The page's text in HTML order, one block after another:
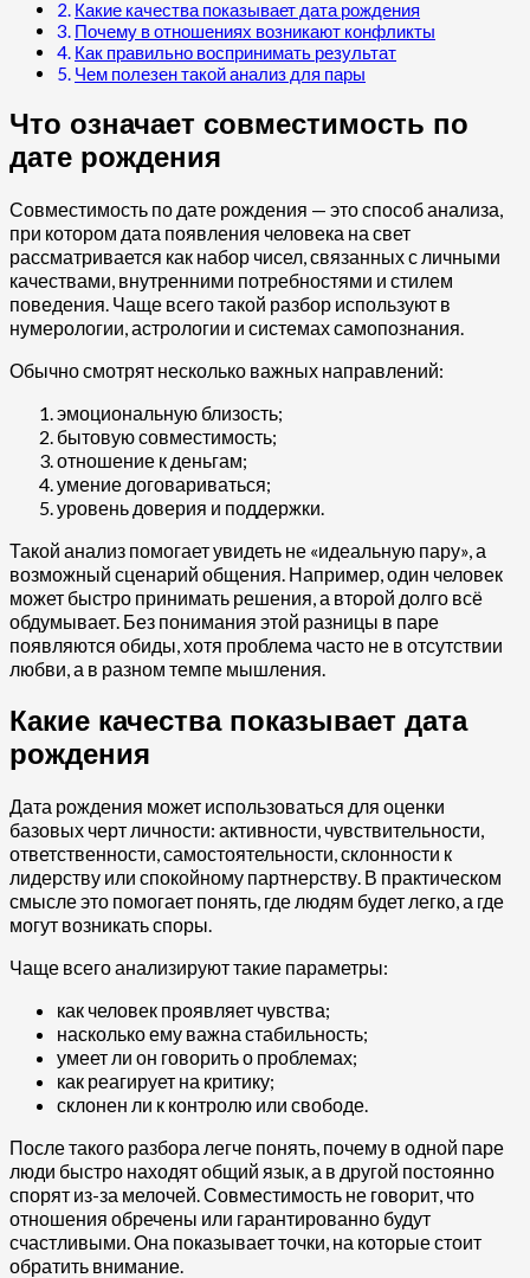
Какие качества показывает дата рождения
Почему в отношениях возникают конфликты
Как правильно воспринимать результат
Чем полезен такой анализ для пары
Что означает совместимость по
дате рождения
Совместимость по дате рождения — это способ анализа,
при котором дата появления человека на свет
рассматривается как набор чисел, связанных с личными
качествами, внутренними потребностями и стилем
поведения. Чаще всего такой разбор используют в
нумерологии, астрологии и системах самопознания.
Обычно смотрят несколько важных направлений:
эмоциональную близость;
бытовую совместимость;
отношение к деньгам;
умение договариваться;
уровень доверия и поддержки.
Такой анализ помогает увидеть не «идеальную пару», а
возможный сценарий общения. Например, один человек
может быстро принимать решения, а второй долго всё
обдумывает. Без понимания этой разницы в паре
появляются обиды, хотя проблема часто не в отсутствии
любви, а в разном темпе мышления.
Какие качества показывает дата
рождения
Дата рождения может использоваться для оценки
базовых черт личности: активности, чувствительности,
ответственности, самостоятельности, склонности к
лидерству или спокойному партнерству. В практическом
смысле это помогает понять, где людям будет легко, а где
могут возникать споры.
Чаще всего анализируют такие параметры:
как человек проявляет чувства;
насколько ему важна стабильность;
умеет ли он говорить о проблемах;
как реагирует на критику;
склонен ли к контролю или свободе.
После такого разбора легче понять, почему в одной паре
люди быстро находят общий язык, а в другой постоянно
спорят из-за мелочей. Совместимость не говорит, что
отношения обречены или гарантированно будут
счастливыми. Она показывает точки, на которые стоит
обратить внимание.